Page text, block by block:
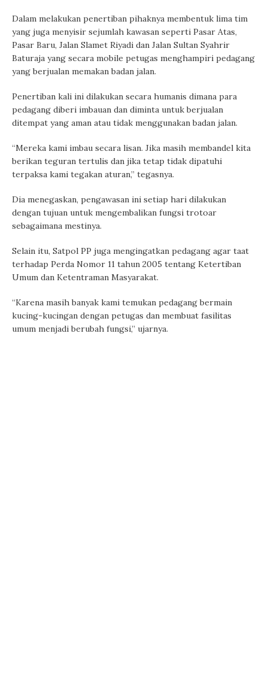
Dalam melakukan penertiban pihaknya membentuk lima tim
yang juga menyisir sejumlah kawasan seperti Pasar Atas,
Pasar Baru, Jalan Slamet Riyadi dan Jalan Sultan Syahrir
Baturaja yang secara mobile petugas menghampiri pedagang
yang berjualan memakan badan jalan.
Penertiban kali ini dilakukan secara humanis dimana para
pedagang diberi imbauan dan diminta untuk berjualan
ditempat yang aman atau tidak menggunakan badan jalan.
“Mereka kami imbau secara lisan. Jika masih membandel kita
berikan teguran tertulis dan jika tetap tidak dipatuhi
terpaksa kami tegakan aturan,” tegasnya.
Dia menegaskan, pengawasan ini setiap hari dilakukan
dengan tujuan untuk mengembalikan fungsi trotoar
sebagaimana mestinya.
Selain itu, Satpol PP juga mengingatkan pedagang agar taat
terhadap Perda Nomor 11 tahun 2005 tentang Ketertiban
Umum dan Ketentraman Masyarakat.
“Karena masih banyak kami temukan pedagang bermain
kucing-kucingan dengan petugas dan membuat fasilitas
umum menjadi berubah fungsi,” ujarnya.